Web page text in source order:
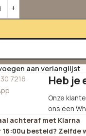
aan verlanglijst
7216
Heb je
Onze
ons een
achteraf met Klarna
16:00u besteld? Zelfde